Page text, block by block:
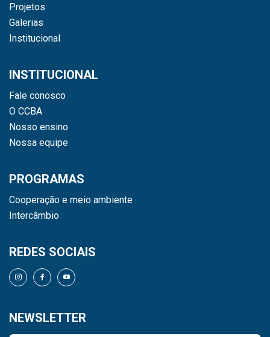
Projetos
Galerias
Institucional
INSTITUCIONAL
Fale conosco
O CCBA
Nosso ensino
Nossa equipe
PROGRAMAS
Cooperação e meio ambiente
Intercâmbio
REDES SOCIAIS
NEWSLETTER